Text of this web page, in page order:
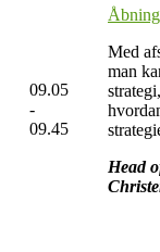
09.05
-
09.45
Med
man
Head